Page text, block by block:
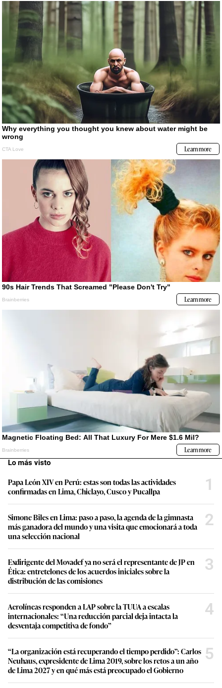
Lo más visto
Papa León XIV en Perú: estas son todas las actividades
confirmadas en Lima, Chiclayo, Cusco y Pucallpa
1
Simone Biles en Lima: paso a paso, la agenda de la gimnasta
más ganadora del mundo y una visita que emocionará a toda
una selección nacional
2
Exdirigente del Movadef ya no será el representante de JP en
Ética: entretelones de los acuerdos iniciales sobre la
distribución de las comisiones
3
Aerolíneas responden a LAP sobre la TUUA a escalas
internacionales: “Una reducción parcial deja intacta la
desventaja competitiva de fondo”
4
“La organización está recuperando el tiempo perdido”: Carlos
Neuhaus, expresidente de Lima 2019, sobre los retos a un año
de Lima 2027 y en qué más está preocupado el Gobierno
5